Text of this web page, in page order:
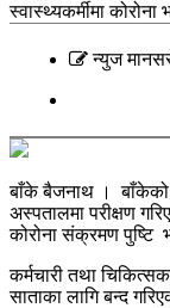
स्वास्थ्यकर्मीमा
न्युज
बाँके बैजनाथ । बाँकेको
अस्पतालमा परीक्षण
कोरोना संक्रमण पुष्टि
कर्मचारी तथा
साताका लागि बन्द